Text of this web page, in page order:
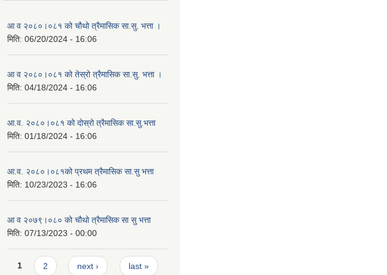
आ व २०८०।०८१ को चौथो त्रैमासिक सा.सु. भत्ता ।
मिति: 06/20/2024 - 16:06
आ व २०८०।०८१ को तेस्रो त्रैमासिक सा.सु. भत्ता ।
मिति: 04/18/2024 - 16:06
आ.व. २०८०।०८१ को दोस्रो त्रैमासिक सा.सु.भत्ता
मिति: 01/18/2024 - 16:06
आ.व. २०८०।०८१को प्रथम त्रैमासिक सा.सु भत्ता
मिति: 10/23/2023 - 16:06
आ व २०७९।०८० को चौथो त्रैमासिक सा सु भत्ता
मिति: 07/13/2023 - 00:00
Pages
1 2 next › last »